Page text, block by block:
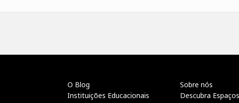
O Blog
Instituições Educacionais
Sobre nós
Descubra Espaços